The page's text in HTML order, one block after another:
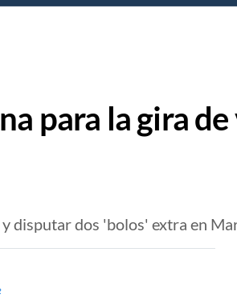
para la gira
disputar dos 'bolos' extra en